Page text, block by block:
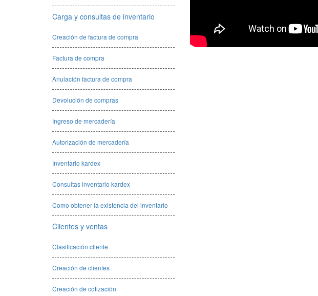
Carga y consultas de inventario
Creación de factura de compra
Factura de compra
Anulación factura de compra
Devolución de compras
Ingreso de mercadería
Autorización de mercadería
Inventario kardex
Consultas inventario kardex
Como obtener la existencia del inventario
Clientes y ventas
Clasificación cliente
Creación de clientes
Creación de cotización